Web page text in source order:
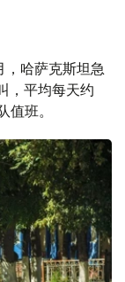
，哈萨克斯坦急
，平均每天约
班。